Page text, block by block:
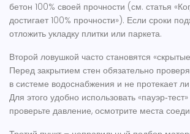
бетон 100% своей прочности (см. статья
достигает 100% прочности»). Если сроки
отложить укладку плитки или паркета.
Второй ловушкой часто становятся
Перед закрытием стен обязательно
в системе водоснабжения и не протекает
Для этого удобно использовать
проверьте давление, осмотрите места